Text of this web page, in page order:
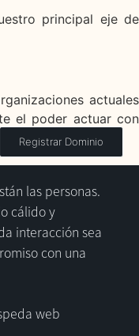
principal eje de
actuales
el poder actuar con
Registrar Dominio
las personas.
cálido y
interacción sea
con una
web